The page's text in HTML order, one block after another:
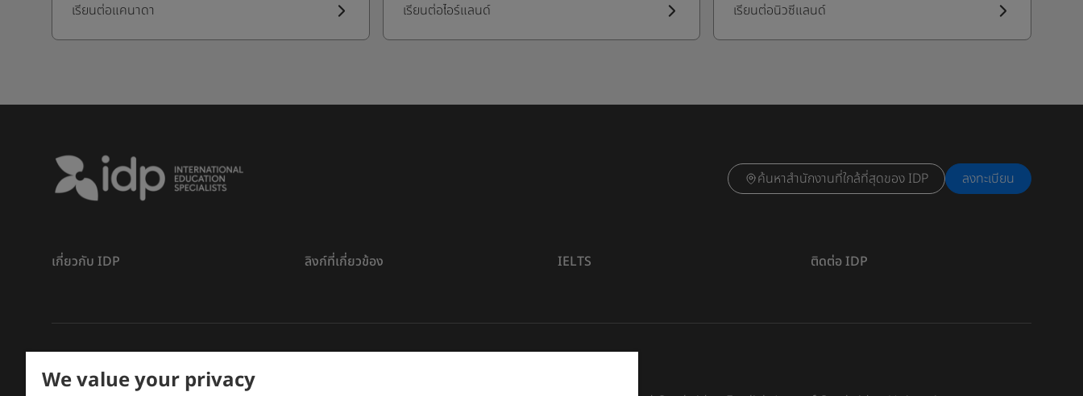
เรียนต่อแคนาดา เรียนต่อไอร์แลนด์ เรียนต่อนิวซีแลนด์
ค้นหาสำนักงานที่ใกล้ที่สุดของ IDP ลงทะเบียน
เกี่ยวกับ IDP ลิงก์ที่เกี่ยวข้อง IELTS ติดต่อ IDP
ลิขสิทธิ์ ©การศึกษา IDP ปี 2026
We value your privacy